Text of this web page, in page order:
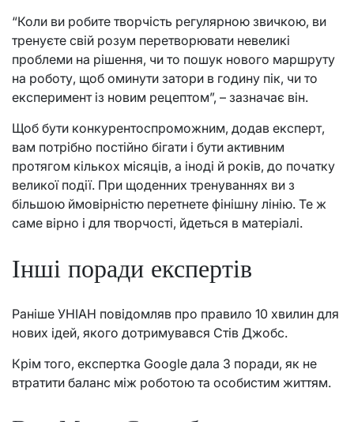
“Коли ви робите творчість регулярною звичкою, ви
тренуєте свій розум перетворювати невеликі
проблеми на рішення, чи то пошук нового маршруту
на роботу, щоб оминути затори в годину пік, чи то
експеримент із новим рецептом”, – зазначає він.
Щоб бути конкурентоспроможним, додав експерт,
вам потрібно постійно бігати і бути активним
протягом кількох місяців, а іноді й років, до початку
великої події. При щоденних тренуваннях ви з
більшою ймовірністю перетнете фінішну лінію. Те ж
саме вірно і для творчості, йдеться в матеріалі.
Інші поради експертів
Раніше УНІАН повідомляв про правило 10 хвилин для
нових ідей, якого дотримувався Стів Джобс.
Крім того, експертка Google дала 3 поради, як не
втратити баланс між роботою та особистим життям.